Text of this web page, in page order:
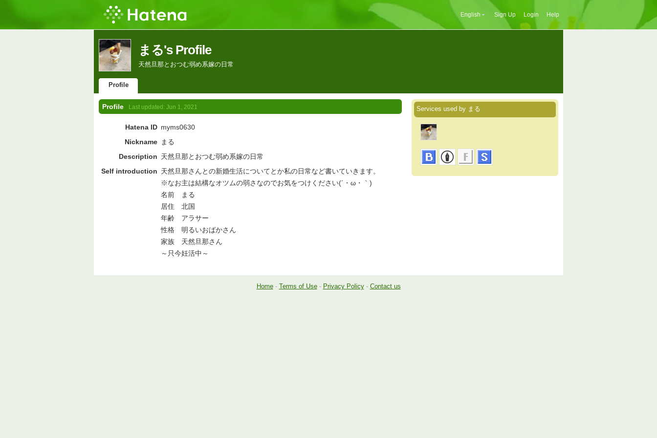
English Sign Up Login Help
まる's Profile
天然旦那とおつむ弱め系嫁の日常
Profile
Profile Last updated: Jun 1, 2021
Hatena ID myms0630
Nickname まる
Description 天然旦那とおつむ弱め系嫁の日常
Self introduction 天然旦那さんとの新婚生活についてとか私の日常など書いていきます。
※なお主は結構なオツムの弱さなのでお気をつけください(´・ω・｀)
名前 まる
居住 北国
年齢 アラサー
性格 明るいおばかさん
家族 天然旦那さん
～只今妊活中～
Services used by まる
Home- Terms of Use- Privacy Policy- Contact us